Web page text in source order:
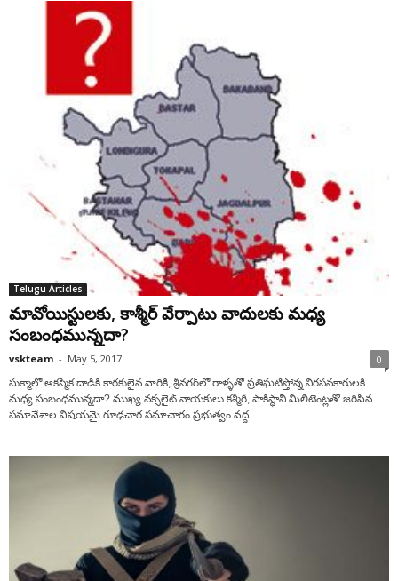
Telugu Articles
మావోయిస్టులకు, కాశ్మీర్ వేర్పాటు వాదులకు మధ్య
సంబంధమున్నదా?
vskteam - May 5, 2017 0
సుక్మాలో ఆకస్మిక దాడికి కారకులైన వారికి, శ్రీనగర్‌లో రాళ్ళతో ప్రతిఘటిస్తోన్న నిరసనకారులకి
మధ్య సంబంధమున్నదా? ముఖ్య నక్సలైట్‌ నాయకులు కశ్మీరీ, పాకిస్థానీ మిలిటెంట్లతో జరిపిన
సమావేశాల విషయమై గూఢచార సమాచారం ప్రభుత్వం వద్ద...